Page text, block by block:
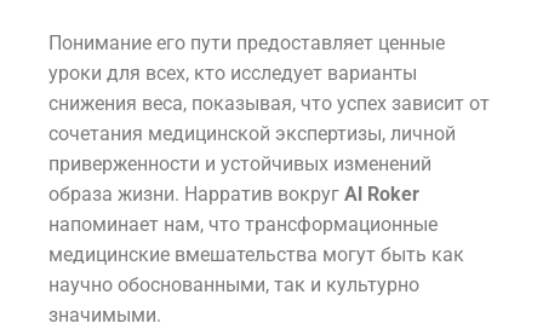
Понимание его пути предоставляет ценные
уроки для всех, кто исследует варианты
снижения веса, показывая, что успех зависит от
сочетания медицинской экспертизы, личной
приверженности и устойчивых изменений
образа жизни. Нарратив вокруг Al Roker
напоминает нам, что трансформационные
медицинские вмешательства могут быть как
научно обоснованными, так и культурно
значимыми.